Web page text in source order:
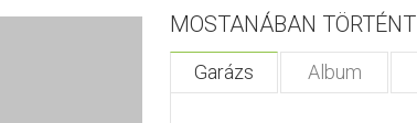
MOSTANÁBAN TÖRTÉNT
Garázs Album